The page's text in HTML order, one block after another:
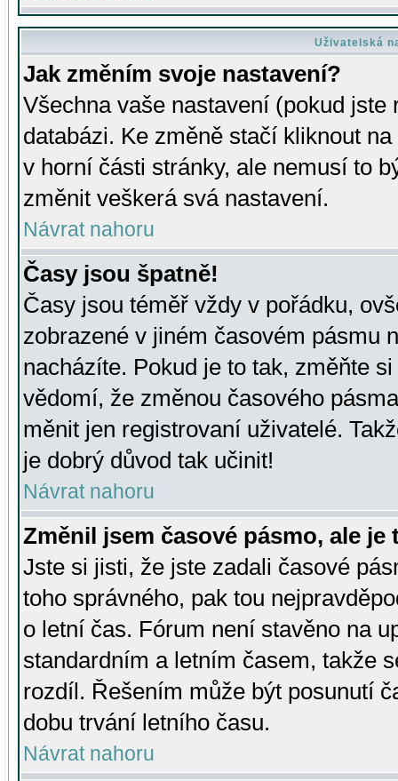
Uživatelská
Jak změním svoje nastavení?
Všechna vaše nastavení (pokud
databázi. Ke změně stačí kliknout
v horní části stránky, ale nemusí to
změnit veškerá svá nastavení.
Návrat nahoru
Časy jsou špatně!
Časy jsou téměř vždy v pořádku,
zobrazené v jiném časovém pásmu
nacházíte. Pokud je to tak, změňte
vědomí, že změnou časového
měnit jen registrovaní uživatelé.
je dobrý důvod tak učinit!
Návrat nahoru
Změnil jsem časové pásmo, ale je
Jste si jisti, že jste zadali časové
toho správného, pak tou
o letní čas. Fórum není stavěno na
standardním a letním časem, takže
rozdíl. Řešením může být posunutí
dobu trvání letního času.
Návrat nahoru